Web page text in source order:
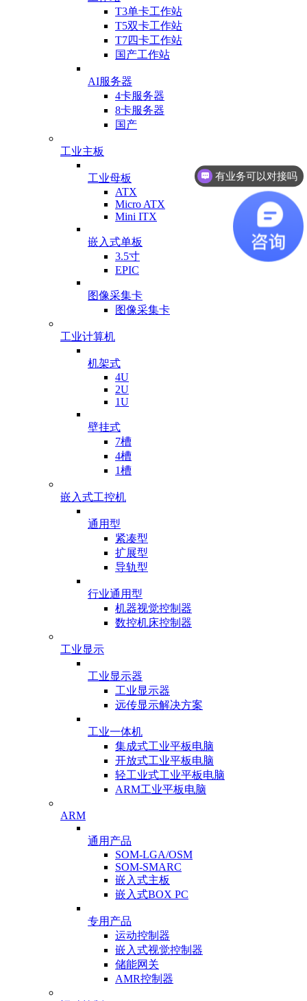
T3单卡工作站
T5双卡工作站
T7四卡工作站
国产工作站
AI服务器
4卡服务器
8卡服务器
国产
工业主板
工业母板
ATX
Micro ATX
Mini ITX
嵌入式单板
3.5寸
EPIC
图像采集卡
图像采集卡
工业计算机
机架式
4U
2U
1U
壁挂式
7槽
4槽
1槽
嵌入式工控机
通用型
紧凑型
扩展型
导轨型
行业通用型
机器视觉控制器
数控机床控制器
工业显示
工业显示器
工业显示器
远传显示解决方案
工业一体机
集成式工业平板电脑
开放式工业平板电脑
轻工业式工业平板电脑
ARM工业平板电脑
ARM
通用产品
SOM-LGA/OSM
SOM-SMARC
嵌入式主板
嵌入式BOX PC
专用产品
运动控制器
嵌入式视觉控制器
储能网关
AMR控制器
有业务可以对接吗